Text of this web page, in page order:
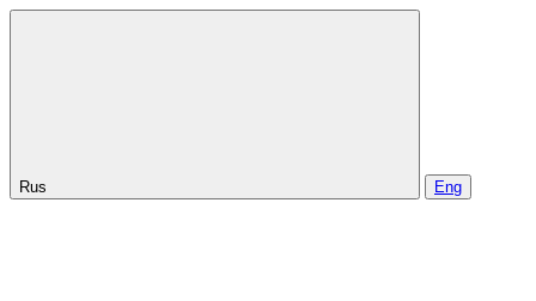
Rus Eng